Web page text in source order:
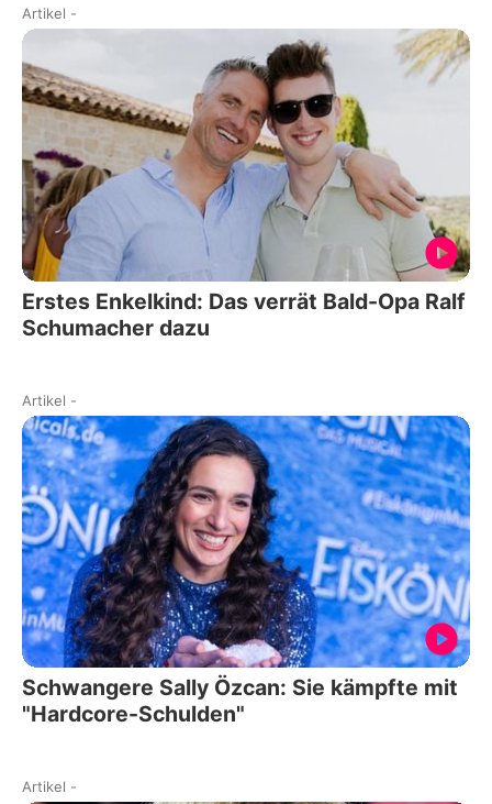
Artikel -
Erstes Enkelkind: Das verrät Bald-Opa Ralf
Schumacher dazu
Artikel -
Schwangere Sally Özcan: Sie kämpfte mit
"Hardcore-Schulden"
Artikel -